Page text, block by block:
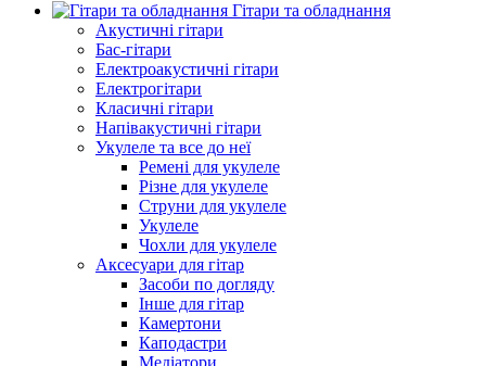
Гітари та обладнання
Акустичні гітари
Бас-гітари
Електроакустичні гітари
Електрогітари
Класичні гітари
Напівакустичні гітари
Укулеле та все до неї
Ремені для укулеле
Різне для укулеле
Струни для укулеле
Укулеле
Чохли для укулеле
Аксесуари для гітар
Засоби по догляду
Інше для гітар
Камертони
Каподастри
Медіатори